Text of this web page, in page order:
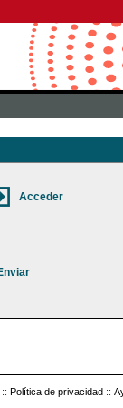
:: Política de privacidad ::